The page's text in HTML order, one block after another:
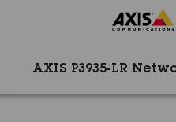
AXIS P3935-LR